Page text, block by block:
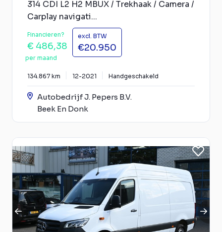
314 CDI L2 H2 MBUX / Trekhaak / Camera /
Carplay navigati...
Financieren?
€ 486,38
per maand
excl. BTW
€20.950
134.867 km 12-2021 Handgeschakeld
Autobedrijf J. Pepers B.V.
Beek En Donk